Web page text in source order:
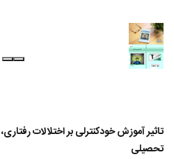
تاثیر آموزش خودکنترلی بر اختلالات
تحصیلی